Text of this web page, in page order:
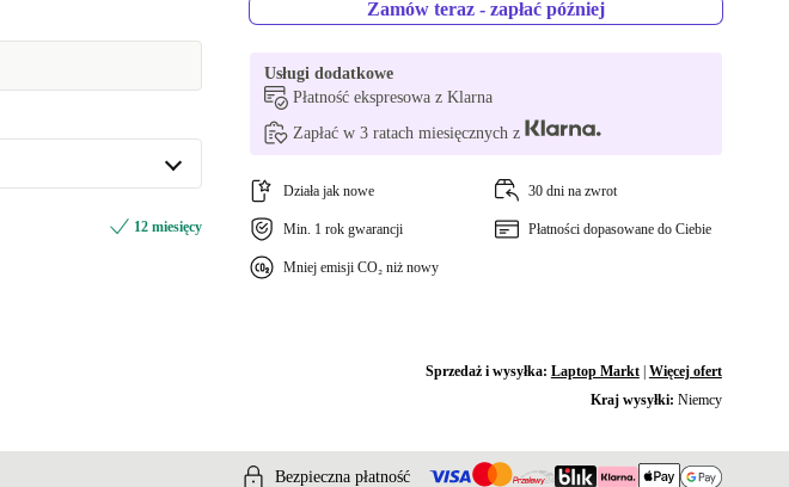
12 miesięcy
Zamów teraz - zapłać później
Usługi dodatkowe
Płatność ekspresowa z Klarna
Zapłać w 3 ratach miesięcznych z
Działa jak nowe 30 dni na zwrot
Min. 1 rok gwarancji Płatności dopasowane do Ciebie
Mniej emisji CO₂ niż nowy
Sprzedaż i wysyłka: Laptop Markt| Więcej ofert
Kraj wysyłki: Niemcy
Bezpieczna płatność